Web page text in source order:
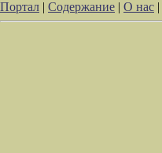
Портал | Содержание | О нас |